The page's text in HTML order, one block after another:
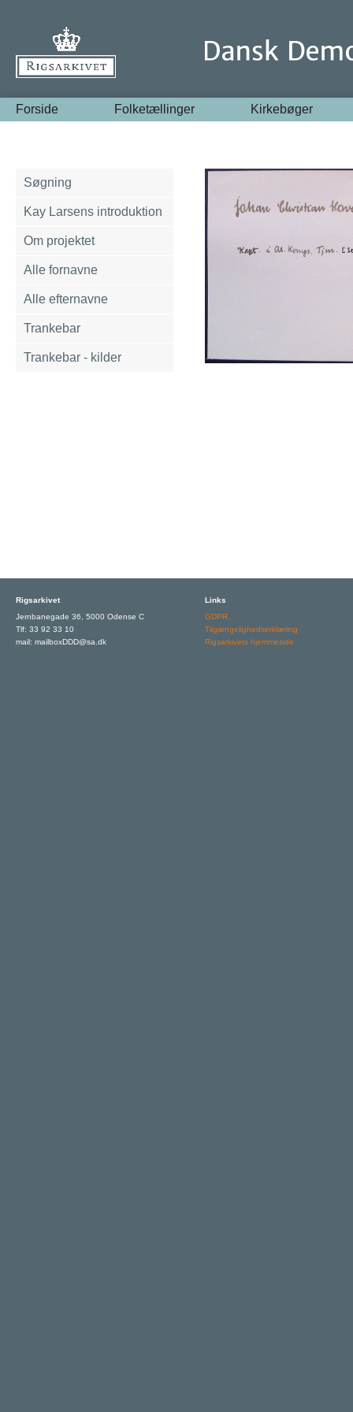
Forside Folketællinger Kirkebøger
Søgning
Kay Larsens introduktion
Om projektet
Alle fornavne
Alle efternavne
Trankebar
Trankebar - kilder
Rigsarkivet
Jernbanegade 36, 5000 Odense C
Tlf: 33 92 33 10
mail: mailboxDDD@sa.dk
Links
GDPR
Tilgængelighedserklæring
Rigsarkivets hjemmeside